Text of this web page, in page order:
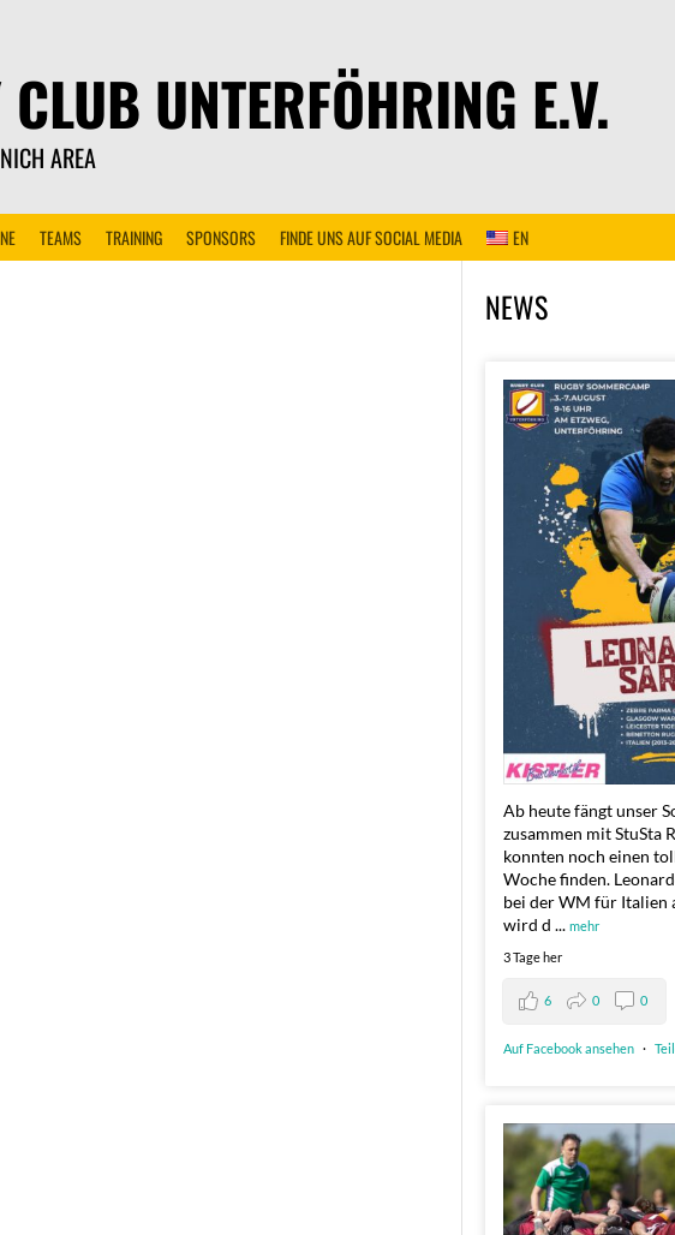
UNTERFÖHRING E.V.
AREA
TEAMS TRAINING SPONSORS FINDE UNS AUF SOCIAL MEDIA EN
NEWS
Ab heute fängt unser
zusammen mit StuSta
konnten noch einen
Woche finden.
bei der WM für Italien
wird d ... mehr
3 Tage her
6 0 0
Auf Facebook ansehen ·